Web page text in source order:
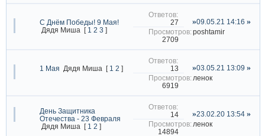
С Днём Победы! 9 Мая!
Дядя Миша
[ 1 2 3 ]
27
2709
09.05.21 14:16
poshtamir
1 Мая Дядя Миша [ 1 2 ] 13
6919
03.05.21 13:09
ленок
День Защитника
Отечества - 23 Февраля
Дядя Миша
[ 1 2 ]
14
14894
23.02.20 13:54
ленок